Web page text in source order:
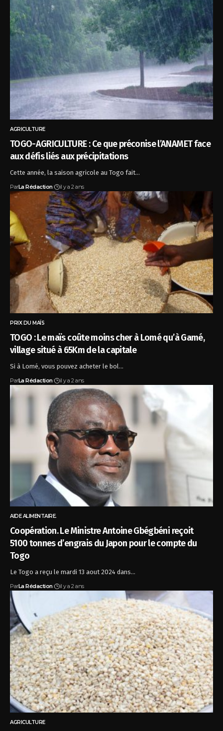
AGRICULTURE
TOGO-AGRICULTURE : Ce que préconise l’ANAMET face
aux défis liés aux précipitations
Cette année, la saison agricole au Togo fait…
ParLa Rédaction il y a 2 ans
PRIX DU MAÏS
TOGO : Le maïs coûte moins cher à Lomé qu’à Gamé,
village situé à 65Km de la capitale
Si à Lomé, vous pouvez acheter le bol…
ParLa Rédaction il y a 2 ans
AIDE ALIMENTAIRE.
Coopération. Le Ministre Antoine Gbégbéni reçoit
5100 tonnes d’engrais du Japon pour le compte du
Togo
Le Togo a reçu le mardi 13 aout 2024 dans…
ParLa Rédaction il y a 2 ans
AGRICULTURE